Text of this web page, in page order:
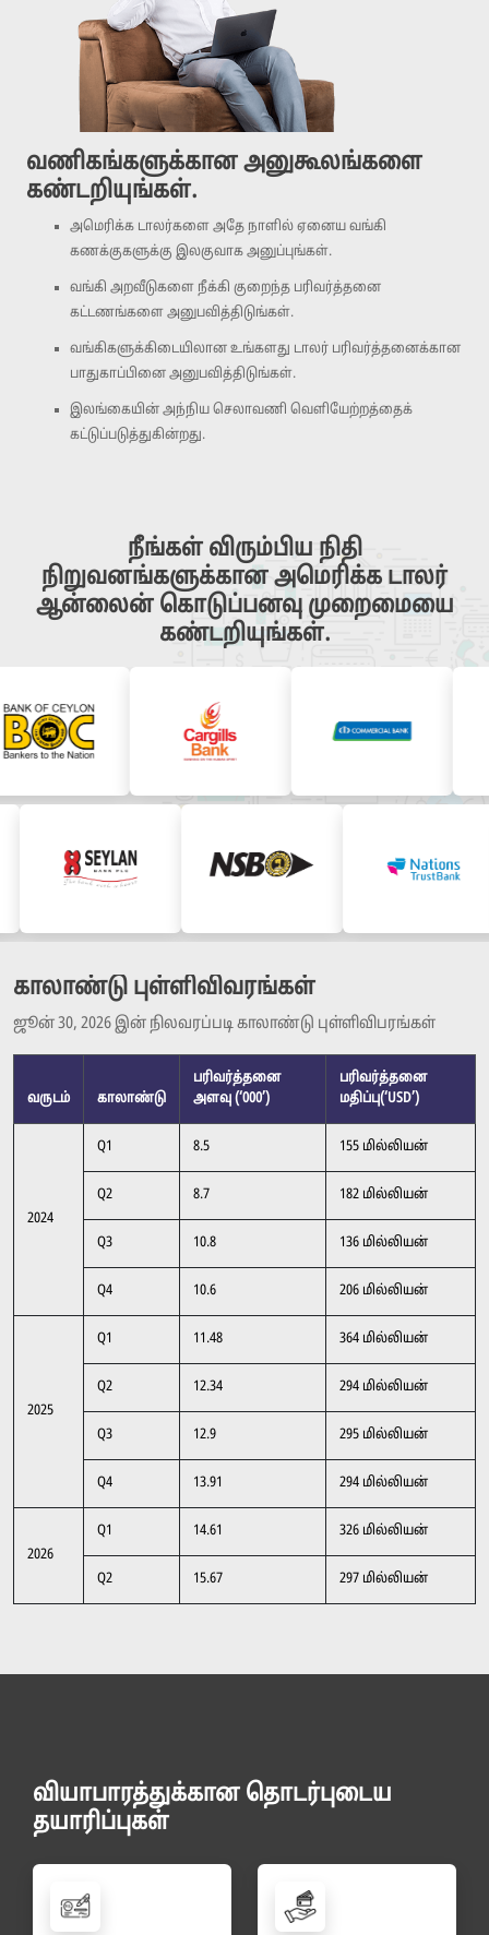
வணிகங்களுக்கான அனுகூலங்களை
கண்டறியுங்கள்.
அமெரிக்க டாலர்களை அதே நாளில் ஏனைய வங்கி
கணக்குகளுக்கு இலகுவாக அனுப்புங்கள்.
வங்கி அறவீடுகளை நீக்கி குறைந்த பரிவர்த்தனை
கட்டணங்களை அனுபவித்திடுங்கள்.
வங்கிகளுக்கிடையிலான உங்களது டாலர் பரிவர்த்தனைக்கான
பாதுகாப்பினை அனுபவித்திடுங்கள்.
இலங்கையின் அந்நிய செலாவணி வெளியேற்றத்தைக்
கட்டுப்படுத்துகின்றது.
நீங்கள் விரும்பிய நிதி
நிறுவனங்களுக்கான அமெரிக்க டாலர்
ஆன்லைன் கொடுப்பனவு முறைமையை
கண்டறியுங்கள்.
காலாண்டு புள்ளிவிவரங்கள்
ஜூன் 30, 2026 இன் நிலவரப்படி காலாண்டு புள்ளிவிபரங்கள்
வருடம் காலாண்டு
பரிவர்த்தனை
அளவு (‘000’)
பரிவர்த்தனை
மதிப்பு(‘USD’)
2024
Q1 8.5 155 மில்லியன்
Q2 8.7 182 மில்லியன்
Q3 10.8 136 மில்லியன்
Q4 10.6 206 மில்லியன்
2025
Q1 11.48 364 மில்லியன்
Q2 12.34 294 மில்லியன்
Q3 12.9 295 மில்லியன்
Q4 13.91 294 மில்லியன்
2026
Q1 14.61 326 மில்லியன்
Q2 15.67 297 மில்லியன்
வியாபாரத்துக்கான தொடர்புடைய
தயாரிப்புகள்